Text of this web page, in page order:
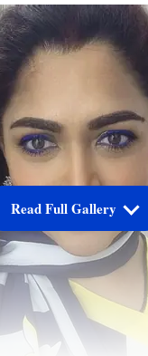
Read Full Gallery